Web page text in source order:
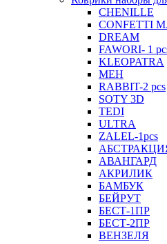
CHENILLE
CONFETTI
DREAM
FAWORI- 1
KLEOPATRA
MEH
RABBIT-2 pcs
SOTY 3D
TEDI
ULTRA
ZALEL-1pcs
АВАНГАРД
АКРИЛИК
БАМБУК
БЕЙРУТ
БЕСТ-1ПР
БЕСТ-2ПР
ВЕНЗЕЛЯ